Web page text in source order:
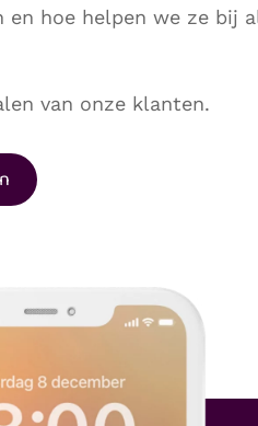
en hoe helpen we ze bij
van onze klanten.